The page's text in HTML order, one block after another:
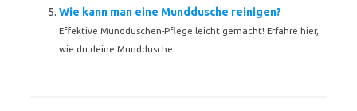
Wie kann man eine Munddusche reinigen?
Effektive Mundduschen-Pflege leicht gemacht! Erfahre hier,
wie du deine Munddusche...